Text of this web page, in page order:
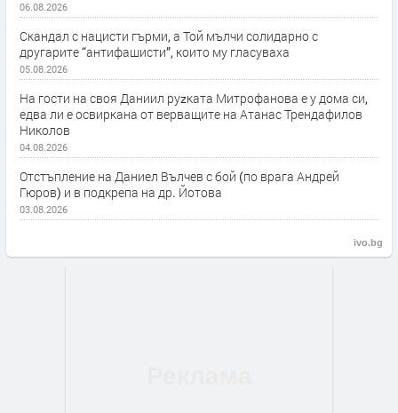
06.08.2026
Скандал с нацисти гърми, а Той мълчи солидарно с
другарите “антифашисти”, които му гласуваха
05.08.2026
На гости на своя Даниил руzката Митрофанова е у дома си,
едва ли е освиркана от верващите на Атанас Трендафилов
Николов
04.08.2026
Отстъпление на Даниел Вълчев с бой (по врага Андрей
Гюров) и в подкрепа на др. Йотова
03.08.2026
ivo.bg